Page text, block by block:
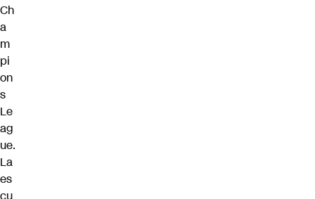
Ch
a
m
pi
on
s
Le
ag
ue.
La
es
cu